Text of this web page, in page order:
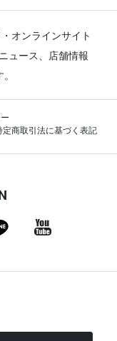
オンラインサイト
ュース、店舗情報
定商取引法に基づく表記